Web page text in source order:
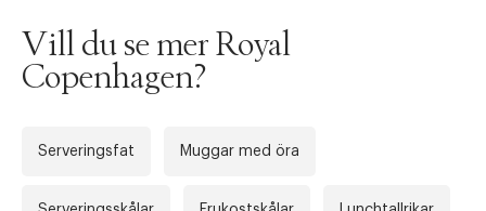
Vill du se mer Royal
Copenhagen?
Serveringsfat Muggar med öra